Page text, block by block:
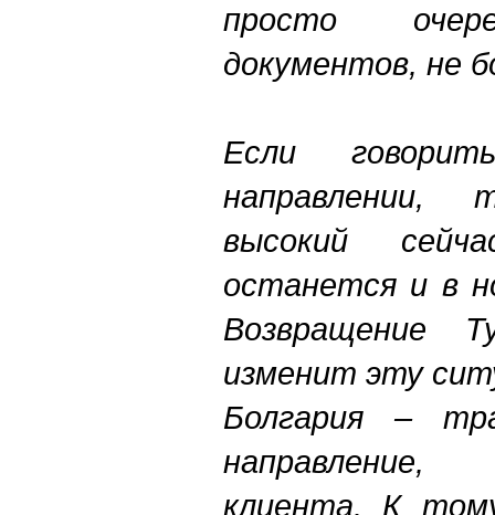
просто
документов, не
Если
высокий
останется и в
Возвращение
изменит эту
Болгария –
клиента. К